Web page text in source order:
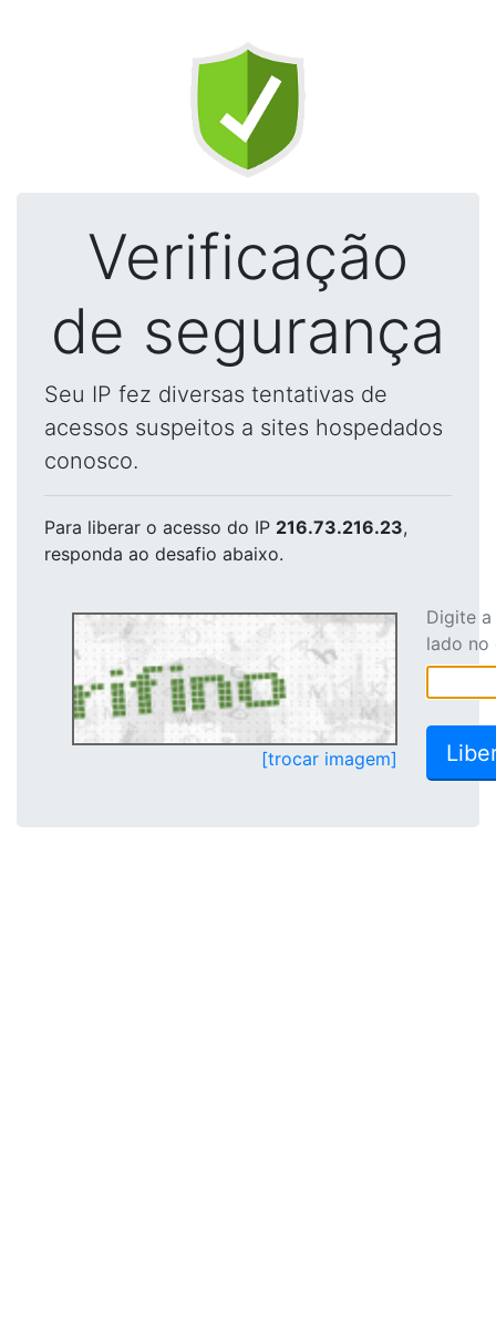
Verificação
de segurança
Seu IP fez diversas tentativas de
acessos suspeitos a sites hospedados
conosco.
Para liberar o acesso do IP 216.73.216.23,
responda ao desafio abaixo.
[trocar imagem]
Digite
lado no